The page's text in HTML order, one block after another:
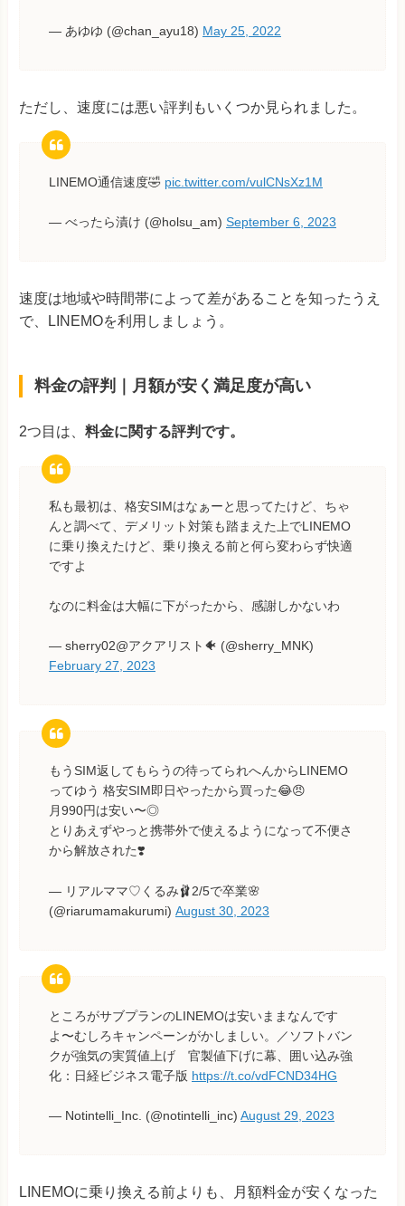
— あゆゆ (@chan_ayu18) May 25, 2022
ただし、速度には悪い評判もいくつか見られました。
LINEMO通信速度🤣 pic.twitter.com/vulCNsXz1M
— べったら漬け (@holsu_am) September 6, 2023
速度は地域や時間帯によって差があることを知ったうえ
で、LINEMOを利用しましょう。
料金の評判｜月額が安く満足度が高い
2つ目は、 料金に関する評判です。
私も最初は、格安SIMはなぁーと思ってたけど、ちゃ
んと調べて、デメリット対策も踏まえた上でLINEMO
に乗り換えたけど、乗り換える前と何ら変わらず快適
ですよ
なのに料金は大幅に下がったから、感謝しかないわ
— sherry02@アクアリスト🐠 (@sherry_MNK)
February 27, 2023
もうSIM返してもらうの待ってられへんからLINEMO
ってゆう 格安SIM即日やったから買った😂😠
月990円は安い〜◎
とりあえずやっと携帯外で使えるようになって不便さ
から解放された❣️
— リアルママ♡くるみ🩰2/5で卒業🌸
(@riarumamakurumi) August 30, 2023
ところがサブプランのLINEMOは安いままなんです
よ〜むしろキャンペーンがかしましい。／ソフトバン
クが強気の実質値上げ 官製値下げに幕、囲い込み強
化：日経ビジネス電子版 https://t.co/vdFCND34HG
— Notintelli_Inc. (@notintelli_inc) August 29, 2023
LINEMOに乗り換える前よりも、月額料金が安くなった